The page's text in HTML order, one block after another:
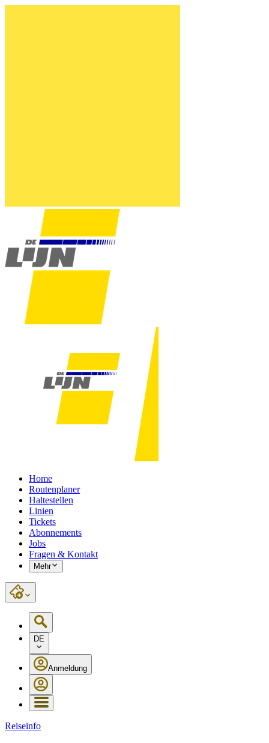
Home
Routenplaner
Haltestellen
Linien
Tickets
Abonnements
Jobs
Fragen & Kontakt
Mehr
DE
Anmeldung
Reiseinfo